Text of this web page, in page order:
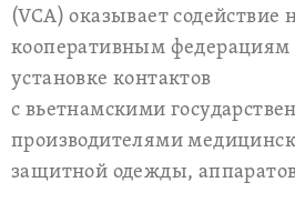
(VCA) оказывает
кооперативным федерациям
установке контактов
с вьетнамскими
производителями
защитной одежды,